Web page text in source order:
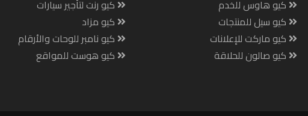
كيو هاوس للخدم
كيو سيل للمنتجات
كيو ماركت للإعلانات
كيو صالون للحلاقة
كيو رنت لتأجير سيارات
كيو مزاد
كيو نامبر للوحات والأرقام
كيو هوست للمواقع